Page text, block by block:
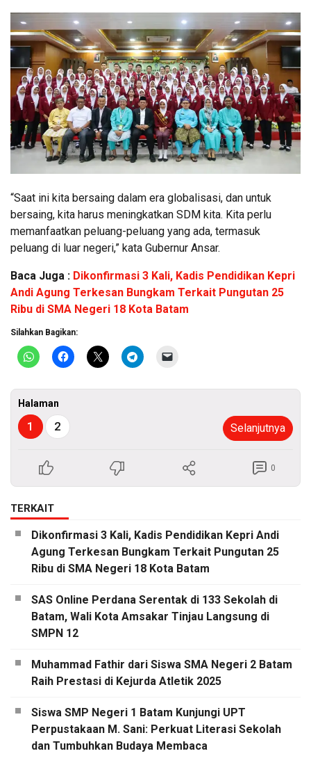
“Saat ini kita bersaing dalam era globalisasi, dan untuk
bersaing, kita harus meningkatkan SDM kita. Kita perlu
memanfaatkan peluang-peluang yang ada, termasuk
peluang di luar negeri,” kata Gubernur Ansar.
Baca Juga : Dikonfirmasi 3 Kali, Kadis Pendidikan Kepri
Andi Agung Terkesan Bungkam Terkait Pungutan 25
Ribu di SMA Negeri 18 Kota Batam
Silahkan Bagikan:
Halaman
1 2 Selanjutnya
0
TERKAIT
Dikonfirmasi 3 Kali, Kadis Pendidikan Kepri Andi
Agung Terkesan Bungkam Terkait Pungutan 25
Ribu di SMA Negeri 18 Kota Batam
SAS Online Perdana Serentak di 133 Sekolah di
Batam, Wali Kota Amsakar Tinjau Langsung di
SMPN 12
Muhammad Fathir dari Siswa SMA Negeri 2 Batam
Raih Prestasi di Kejurda Atletik 2025
Siswa SMP Negeri 1 Batam Kunjungi UPT
Perpustakaan M. Sani: Perkuat Literasi Sekolah
dan Tumbuhkan Budaya Membaca